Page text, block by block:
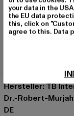
Marke:
Kat.:
Farbe: rot
Hersteller Farbe:
Hersteller: TB
Dr.-Robert-
DE
your data in the
the EU data
this, click on
agree to this. Data